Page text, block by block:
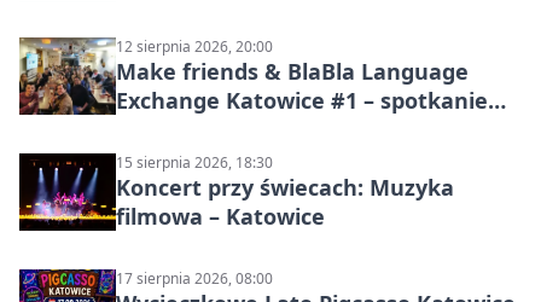
12 sierpnia 2026, 20:00
Make friends & BlaBla Language
Exchange Katowice #1 – spotkanie
15 sierpnia 2026, 18:30
Koncert przy świecach: Muzyka
filmowa – Katowice
17 sierpnia 2026, 08:00